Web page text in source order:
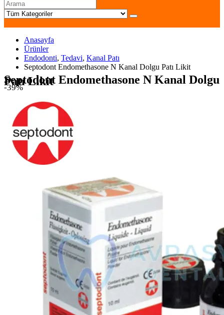
Anasayfa
Ürünler
Endodonti, Tedavi, Kanal Patı
Septodont Endomethasone N Kanal Dolgu Patı Likit
Septodont Endomethasone N Kanal Dolgu
Patı Likit
-39%